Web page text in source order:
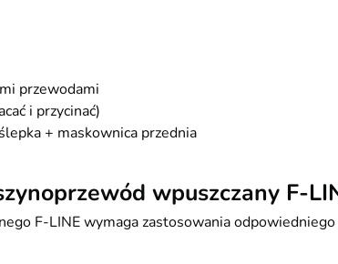
przewodami
i przycinać)
+ maskownica przednia
wpuszczany F-
F-LINE wymaga zastosowania